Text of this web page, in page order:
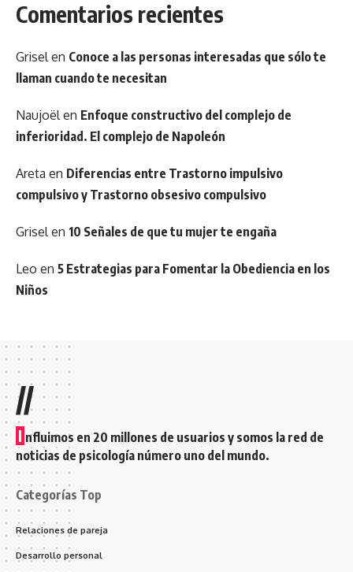
Comentarios recientes
Grisel en Conoce a las personas interesadas que sólo te
llaman cuando te necesitan
Naujoël en Enfoque constructivo del complejo de
inferioridad. El complejo de Napoleón
Areta en Diferencias entre Trastorno impulsivo
compulsivo y Trastorno obsesivo compulsivo
Grisel en 10 Señales de que tu mujer te engaña
Leo en 5 Estrategias para Fomentar la Obediencia en los
Niños
//
I nfluimos en 20 millones de usuarios y somos la red de
noticias de psicología número uno del mundo.
Categorías Top
Relaciones de pareja
Desarrollo personal